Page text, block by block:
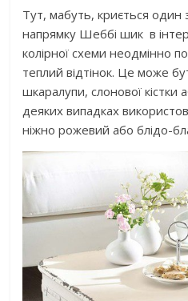
Тут, мабуть, криється один
напрямку Шеббі шик в
колірної схеми неодмінно
теплий відтінок. Це може
шкаралупи, слонової кістки
деяких випадках
ніжно рожевий або блідо-